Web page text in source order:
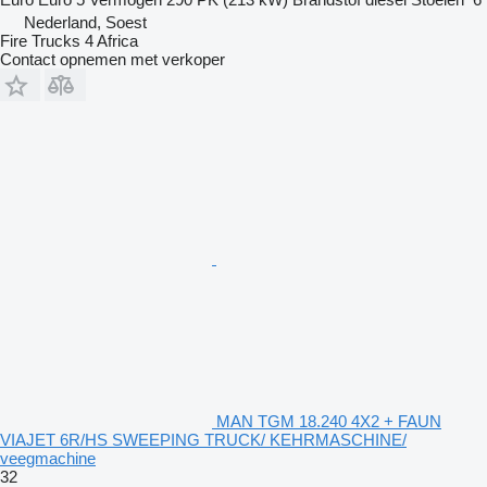
Nederland, Soest
Fire Trucks 4 Africa
Contact opnemen met verkoper
MAN TGM 18.240 4X2 + FAUN
VIAJET 6R/HS SWEEPING TRUCK/ KEHRMASCHINE/
veegmachine
32